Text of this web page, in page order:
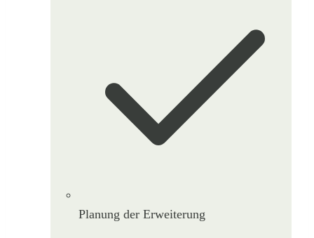
Planung der Erweiterung